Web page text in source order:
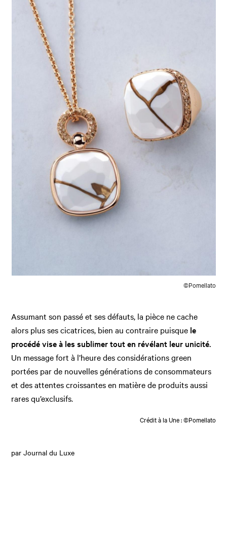
©Pomellato
Assumant son passé et ses défauts, la pièce ne cache
alors plus ses cicatrices, bien au contraire puisque le
procédé vise à les sublimer tout en révélant leur unicité.
Un message fort à l’heure des considérations green
portées par de nouvelles générations de consommateurs
et des attentes croissantes en matière de produits aussi
rares qu’exclusifs.
Crédit à la Une : ©Pomellato
par Journal du Luxe